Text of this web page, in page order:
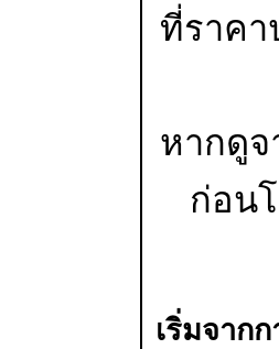
ที่ราคา
หากดูจ
ก่อน
เริ่มจาก